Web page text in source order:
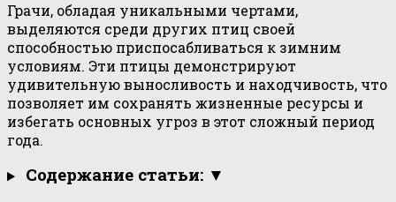
Грачи, обладая уникальными чертами,
выделяются среди других птиц своей
способностью приспосабливаться к зимним
условиям. Эти птицы демонстрируют
удивительную выносливость и находчивость, что
позволяет им сохранять жизненные ресурсы и
избегать основных угроз в этот сложный период
года.
Содержание статьи: ▼